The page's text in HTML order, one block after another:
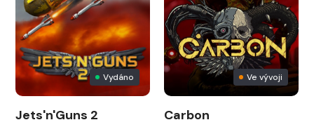
Vydáno
Jets'n'Guns 2
Ve vývoji
Carbon